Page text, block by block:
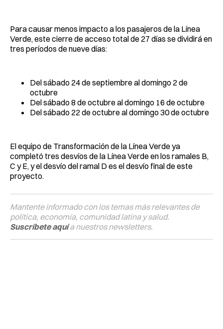
Para causar menos impacto a los pasajeros de la Línea
Verde, este cierre de acceso total de 27 días se dividirá en
tres períodos de nueve días:
Del sábado 24 de septiembre al domingo 2 de
octubre
Del sábado 8 de octubre al domingo 16 de octubre
Del sábado 22 de octubre al domingo 30 de octubre
El equipo de Transformación de la Línea Verde ya
completó tres desvíos de la Línea Verde en los ramales B,
C y E, y el desvío del ramal D es el desvío final de este
proyecto.
Mantente informado con los temas más relevantes de
política, economía, comunidad latina y salud.
Suscríbete aquía nuestros newsletters.